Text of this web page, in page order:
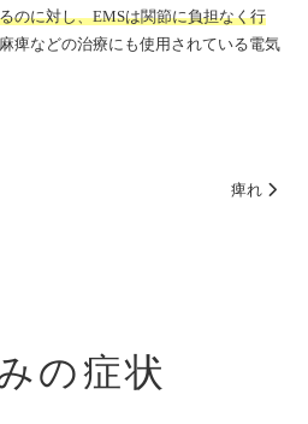
のに対し、EMSは関節に負担なく行
痺などの治療にも使用されている電気
痺れ
の症状